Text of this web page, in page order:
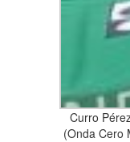
Curro
(Onda Cero